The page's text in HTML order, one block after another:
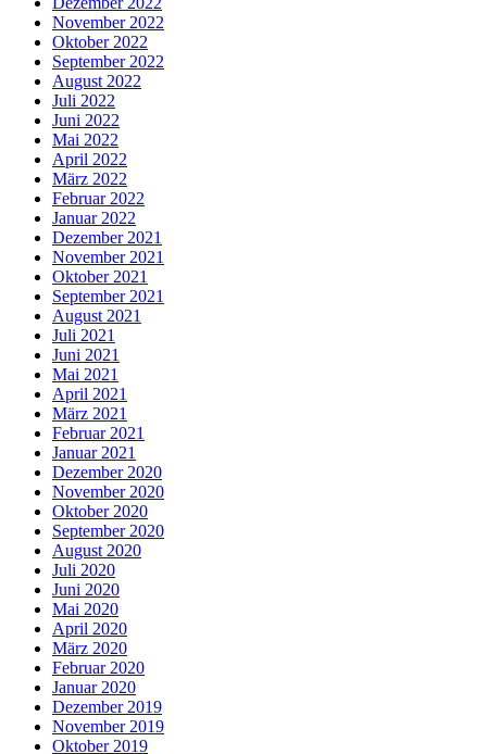
November 2022
Oktober 2022
September 2022
August 2022
Juli 2022
Juni 2022
Mai 2022
April 2022
März 2022
Februar 2022
Januar 2022
Dezember 2021
November 2021
Oktober 2021
September 2021
August 2021
Juli 2021
Juni 2021
Mai 2021
April 2021
März 2021
Februar 2021
Januar 2021
Dezember 2020
November 2020
Oktober 2020
September 2020
August 2020
Juli 2020
Juni 2020
Mai 2020
April 2020
März 2020
Februar 2020
Januar 2020
Dezember 2019
November 2019
Oktober 2019